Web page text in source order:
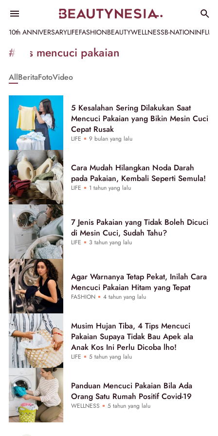
10th ANNIVERSARYLIFEFASHIONBEAUTYWELLNESSB-NATION
Informasi
[GET_DATA_TITLE]
Beautynesia
#tips mencuci pakaian
AllBeritaFotoVideo
5 Kesalahan Sering Dilakukan Saat
Mencuci Pakaian yang Bikin Mesin Cuci
Cepat Rusak
LIFE 9 bulan yang lalu
Cara Mudah Hilangkan Noda Darah
pada Pakaian, Kembali Seperti Semula!
LIFE 1 tahun yang lalu
7 Jenis Pakaian yang Tidak Boleh Dicuci
di Mesin Cuci, Sudah Tahu?
LIFE 3 tahun yang lalu
Agar Warnanya Tetap Pekat, Inilah Cara
Mencuci Pakaian Hitam yang Tepat
FASHION 4 tahun yang lalu
Musim Hujan Tiba, 4 Tips Mencuci
Pakaian Supaya Tidak Bau Apek ala
Anak Kos Ini Perlu Dicoba lho!
LIFE 5 tahun yang lalu
Panduan Mencuci Pakaian Bila Ada
Orang Satu Rumah Positif Covid-19
WELLNESS 5 tahun yang lalu